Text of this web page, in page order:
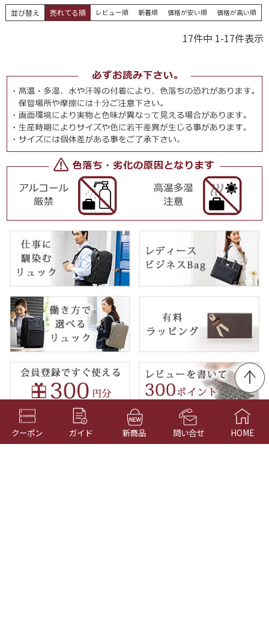
並び替え 売れてる順 レビュー順 新着順 価格が安い順 価格が高い順
17件中 1-17件表示
クーポン ガイド 新商品 問い合せ HOME